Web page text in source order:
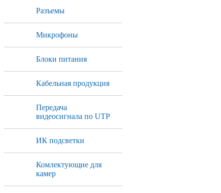
Разъемы
Микрофоны
Блоки питания
Кабельная продукция
Передача
видеосигнала по UTP
ИК подсветки
Комлектующие для
камер